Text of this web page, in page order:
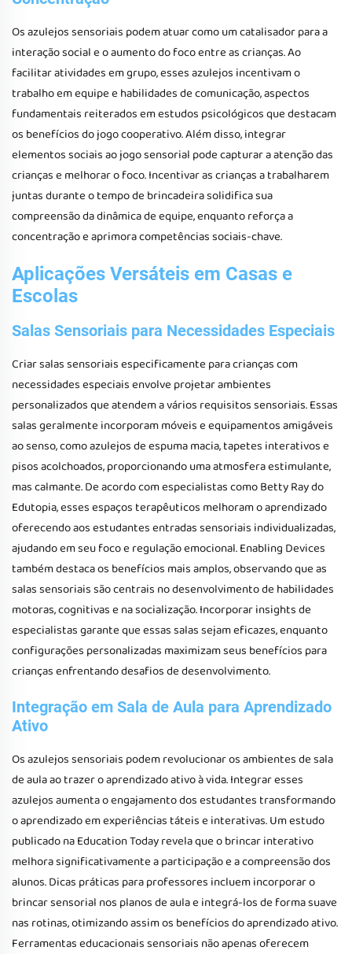
Os azulejos sensoriais podem atuar como um catalisador para a
interação social e o aumento do foco entre as crianças. Ao
facilitar atividades em grupo, esses azulejos incentivam o
trabalho em equipe e habilidades de comunicação, aspectos
fundamentais reiterados em estudos psicológicos que destacam
os benefícios do jogo cooperativo. Além disso, integrar
elementos sociais ao jogo sensorial pode capturar a atenção das
crianças e melhorar o foco. Incentivar as crianças a trabalharem
juntas durante o tempo de brincadeira solidifica sua
compreensão da dinâmica de equipe, enquanto reforça a
concentração e aprimora competências sociais-chave.
Aplicações Versáteis em Casas e
Escolas
Salas Sensoriais para Necessidades Especiais
Criar salas sensoriais especificamente para crianças com
necessidades especiais envolve projetar ambientes
personalizados que atendem a vários requisitos sensoriais. Essas
salas geralmente incorporam móveis e equipamentos amigáveis
ao senso, como azulejos de espuma macia, tapetes interativos e
pisos acolchoados, proporcionando uma atmosfera estimulante,
mas calmante. De acordo com especialistas como Betty Ray do
Edutopia, esses espaços terapêuticos melhoram o aprendizado
oferecendo aos estudantes entradas sensoriais individualizadas,
ajudando em seu foco e regulação emocional. Enabling Devices
também destaca os benefícios mais amplos, observando que as
salas sensoriais são centrais no desenvolvimento de habilidades
motoras, cognitivas e na socialização. Incorporar insights de
especialistas garante que essas salas sejam eficazes, enquanto
configurações personalizadas maximizam seus benefícios para
crianças enfrentando desafios de desenvolvimento.
Integração em Sala de Aula para Aprendizado
Ativo
Os azulejos sensoriais podem revolucionar os ambientes de sala
de aula ao trazer o aprendizado ativo à vida. Integrar esses
azulejos aumenta o engajamento dos estudantes transformando
o aprendizado em experiências táteis e interativas. Um estudo
publicado na Education Today revela que o brincar interativo
melhora significativamente a participação e a compreensão dos
alunos. Dicas práticas para professores incluem incorporar o
brincar sensorial nos planos de aula e integrá-los de forma suave
nas rotinas, otimizando assim os benefícios do aprendizado ativo.
Ferramentas educacionais sensoriais não apenas oferecem